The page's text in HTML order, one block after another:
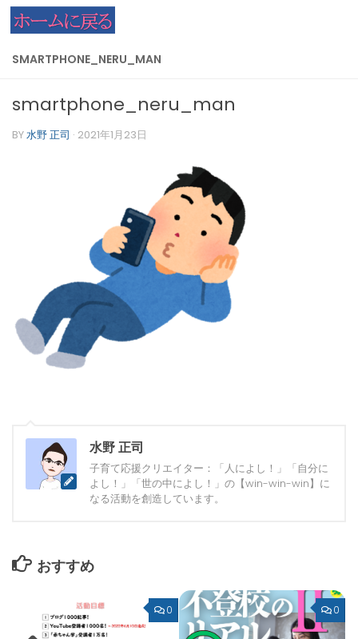
コンテンツへスキップ
SMARTPHONE_NERU_MAN
smartphone_neru_man
BY水野 正司 · 2021年1月23日
水野 正司
子育て応援クリエイター：「人によし！」「自分に
よし！」「世の中によし！」の【win-win-win】に
なる活動を創造しています。
おすすめ
0 0